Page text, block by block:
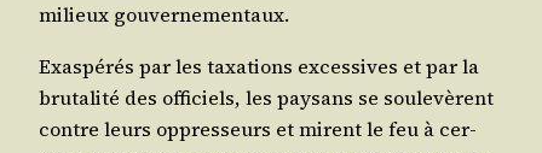
milieux gouvernementaux.
Exas­pé­rés par les taxa­tions exces­sives et par la
bru­ta­li­té des offi­ciels, les pay­sans se sou­le­vèrent
contre leurs oppres­seurs et mirent le feu à cer­